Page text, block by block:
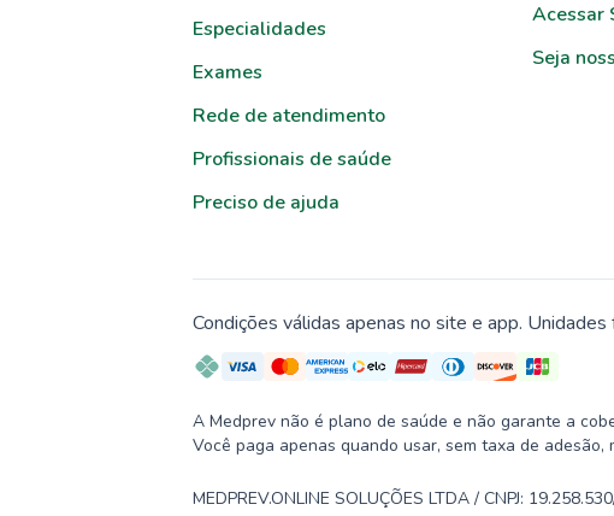
Especialidades
Exames
Rede de atendimento
Profissionais de saúde
Preciso de ajuda
Acessar
Seja
Condições válidas apenas no site e app.
A Medprev não é plano de saúde e não garante a
Você paga apenas quando usar, sem taxa de adesão,
MEDPREV.ONLINE SOLUÇÕES LTDA / CNPJ: